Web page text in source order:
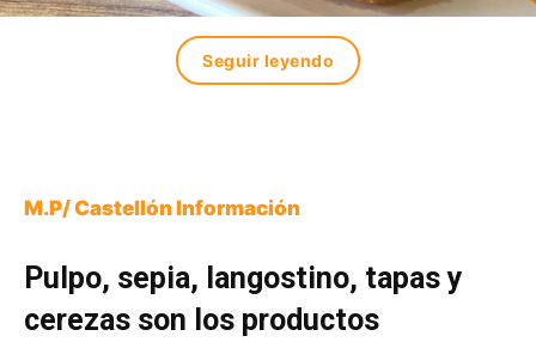
Seguir leyendo
M.P/ Castellón Información
Pulpo, sepia, langostino, tapas y
cerezas son los productos